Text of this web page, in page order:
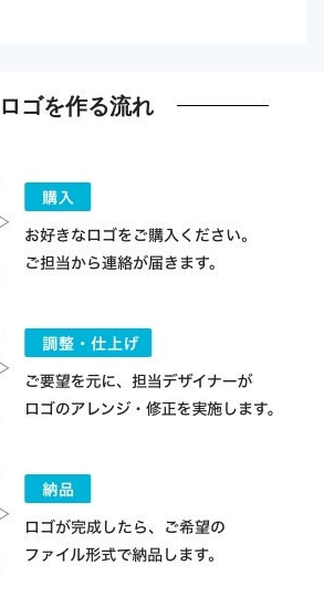
ロゴを作る流れ